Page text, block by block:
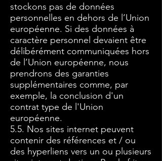
stockons pas de données
personnelles en dehors de l’Union
européenne. Si des données à
caractère personnel devaient être
délibérément communiquées hors
de l’Union européenne, nous
prendrons des garanties
supplémentaires comme, par
exemple, la conclusion d'un
contrat type de l'Union
européenne.
5.5. Nos sites internet peuvent
contenir des références et / ou
des hyperliens vers un ou plusieurs